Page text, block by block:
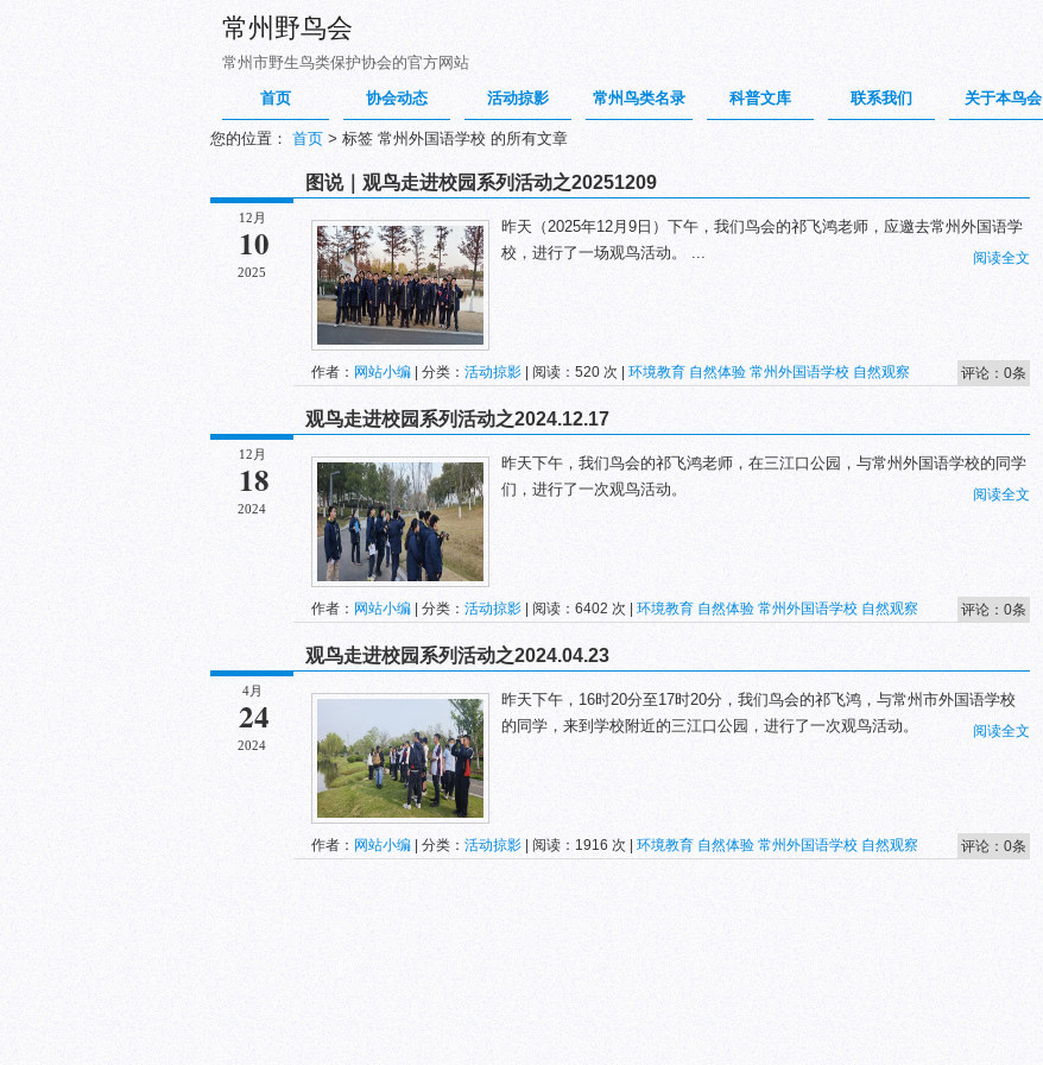
常州野鸟会
常州市野生鸟类保护协会的官方网站
首页 协会动态 活动掠影 常州鸟类名录 科普文库 联系我们 关于本鸟会
您的位置： 首页 > 标签 常州外国语学校 的所有文章
12月
10
2025
图说｜观鸟走进校园系列活动之20251209
昨天（2025年12月9日）下午，我们鸟会的祁飞鸿老师，应邀去常州外国语学
校，进行了一场观鸟活动。 ...
阅读全文
作者： 网站小编 | 分类： 活动掠影 | 阅读：520 次 | 环境教育 自然体验 常州外国语学校 自然观察 评论：0条
12月
18
2024
观鸟走进校园系列活动之2024.12.17
昨天下午，我们鸟会的祁飞鸿老师，在三江口公园，与常州外国语学校的同学
们，进行了一次观鸟活动。
阅读全文
作者： 网站小编 | 分类： 活动掠影 | 阅读：6402 次 | 环境教育 自然体验 常州外国语学校 自然观察 评论：0条
4月
24
2024
观鸟走进校园系列活动之2024.04.23
昨天下午，16时20分至17时20分，我们鸟会的祁飞鸿，与常州市外国语学校
的同学，来到学校附近的三江口公园，进行了一次观鸟活动。
阅读全文
作者： 网站小编 | 分类： 活动掠影 | 阅读：1916 次 | 环境教育 自然体验 常州外国语学校 自然观察 评论：0条